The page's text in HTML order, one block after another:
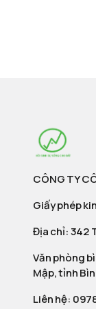
CÔNG TY
Giấy phép
Địa chỉ: 342
Văn phòng
Mập, tỉnh
Liên hệ: